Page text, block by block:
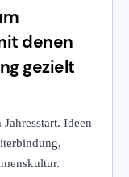
denen
gezielt
Ideen